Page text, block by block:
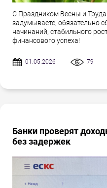
С Праздником Весны и
задумываете, обязательно
начинаний, стабильного
финансового успеха!
01.05.2026 79
Банки проверят
без задержек